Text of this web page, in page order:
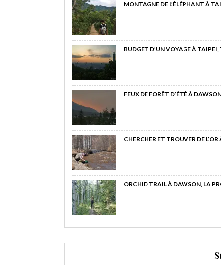
MONTAGNE DE L’ÉLÉPHANT À
BUDGET D’UN VOYAGE À
FEUX DE FORÊT D’ÉTÉ À
CHERCHER ET TROUVER DE
ORCHID TRAIL À DAWSON, LA